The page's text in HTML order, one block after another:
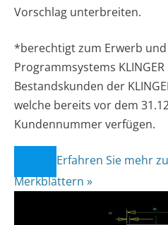
Vorschlag unterbreiten.
*berechtigt zum Erwerb
Programmsystems
Bestandskunden der
welche bereits vor dem
Kundennummer verfügen.
Erfahren Sie mehr
Merkblättern »